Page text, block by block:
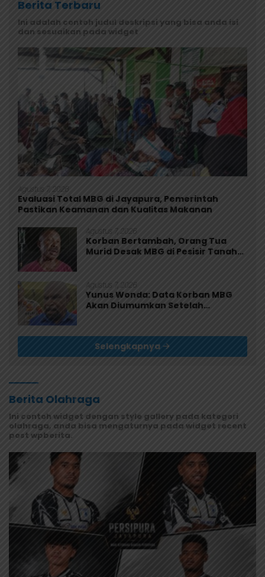
Berita Terbaru
Ini adalah contoh judul deskripsi yang bisa anda isi
dan sesuaikan pada widget
Agustus 7, 2026
Evaluasi Total MBG di Jayapura, Pemerintah
Pastikan Keamanan dan Kualitas Makanan
Agustus 7, 2026
Korban Bertambah, Orang Tua
Murid Desak MBG di Pesisir Tanah
Agustus 7, 2026
Yunus Wonda: Data Korban MBG
Akan Diumumkan Setelah
Selengkapnya
Berita Olahraga
Ini contoh widget dengan style gallery pada kategori
olahraga, anda bisa mengaturnya pada widget recent
post wpberita.